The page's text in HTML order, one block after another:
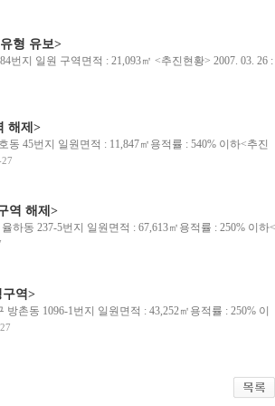
형 유보>
번지 일원 구역면적 : 21,093㎡ <추진현황> 2007. 03. 26 :
해제>
45번지 일원면적 : 11,847㎡용적률 : 540% 이하<추진
역 해제>
하동 237-5번지 일원면적 : 67,613㎡용적률 : 250% 이하<
구역>
촌동 1096-1번지 일원면적 : 43,252㎡용적률 : 250% 이